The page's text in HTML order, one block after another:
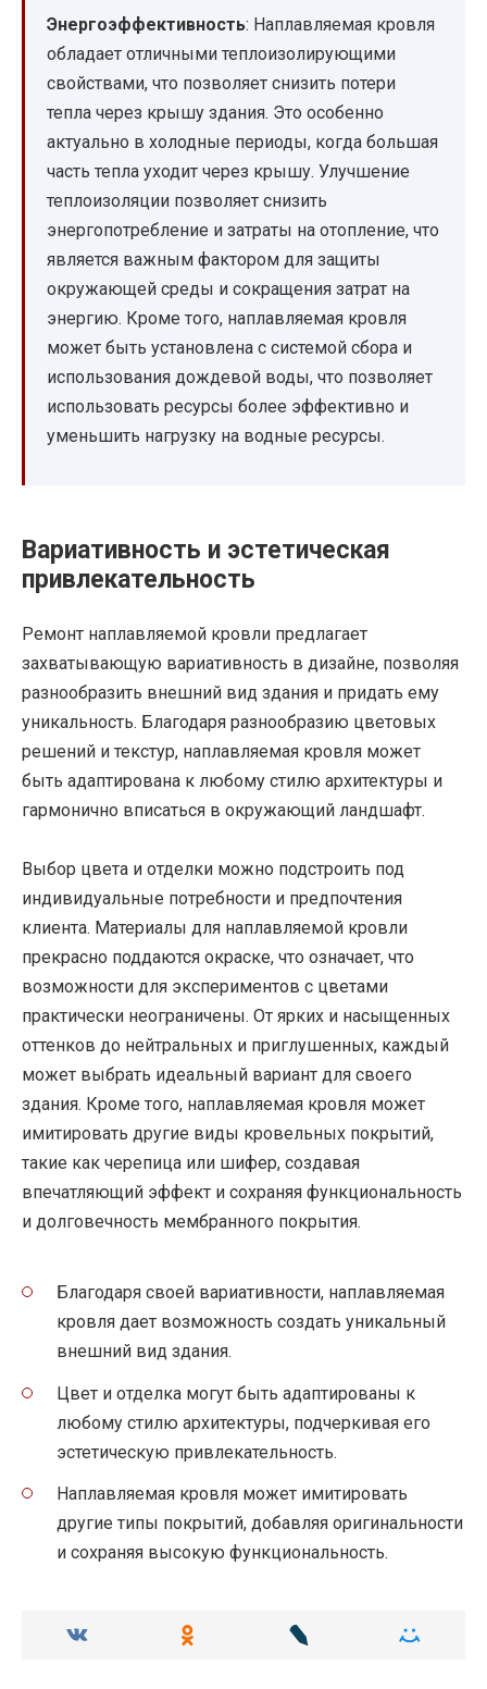
Энергоэффективность: Наплавляемая кровля
обладает отличными теплоизолирующими
свойствами, что позволяет снизить потери
тепла через крышу здания. Это особенно
актуально в холодные периоды, когда большая
часть тепла уходит через крышу. Улучшение
теплоизоляции позволяет снизить
энергопотребление и затраты на отопление, что
является важным фактором для защиты
окружающей среды и сокращения затрат на
энергию. Кроме того, наплавляемая кровля
может быть установлена с системой сбора и
использования дождевой воды, что позволяет
использовать ресурсы более эффективно и
уменьшить нагрузку на водные ресурсы.
Вариативность и эстетическая
привлекательность
Ремонт наплавляемой кровли предлагает
захватывающую вариативность в дизайне, позволяя
разнообразить внешний вид здания и придать ему
уникальность. Благодаря разнообразию цветовых
решений и текстур, наплавляемая кровля может
быть адаптирована к любому стилю архитектуры и
гармонично вписаться в окружающий ландшафт.
Выбор цвета и отделки можно подстроить под
индивидуальные потребности и предпочтения
клиента. Материалы для наплавляемой кровли
прекрасно поддаются окраске, что означает, что
возможности для экспериментов с цветами
практически неограничены. От ярких и насыщенных
оттенков до нейтральных и приглушенных, каждый
может выбрать идеальный вариант для своего
здания. Кроме того, наплавляемая кровля может
имитировать другие виды кровельных покрытий,
такие как черепица или шифер, создавая
впечатляющий эффект и сохраняя функциональность
и долговечность мембранного покрытия.
Благодаря своей вариативности, наплавляемая
кровля дает возможность создать уникальный
внешний вид здания.
Цвет и отделка могут быть адаптированы к
любому стилю архитектуры, подчеркивая его
эстетическую привлекательность.
Наплавляемая кровля может имитировать
другие типы покрытий, добавляя оригинальности
и сохраняя высокую функциональность.